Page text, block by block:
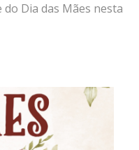
do Dia das Mães nesta